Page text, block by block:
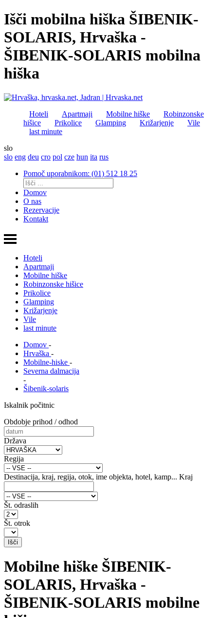
Išči mobilna hiška ŠIBENIK-
SOLARIS, Hrvaška -
ŠIBENIK-SOLARIS mobilna
hiška
Hoteli Apartmaji Mobilne hiške
Robinzonske
hišice
Prikolice Glamping Križarjenje
Vile
last minute
slo
slo eng deu cro pol cze hun ita rus
Pomoč uporabnikom: (01) 512 18 25
Domov
O nas
Rezervacije
Kontakt
Hoteli
Apartmaji
Mobilne hiške
Robinzonske hišice
Prikolice
Glamping
Križarjenje
Vile
last minute
Domov -
Hrvaška -
Mobilne-hiske -
Severna dalmacija
-
Šibenik-solaris
Iskalnik počitnic
Obdobje prihod / odhod
Država
Regija
Destinacija, kraj, regija, otok, ime objekta, hotel, kamp... Kraj
Št. odraslih
Št. otrok
Mobilne hiške ŠIBENIK-
SOLARIS, Hrvaška -
ŠIBENIK-SOLARIS mobilne